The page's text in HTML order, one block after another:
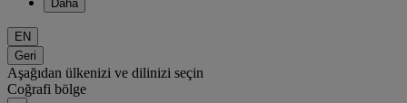
Daha
EN
Geri
Aşağıdan ülkenizi ve dilinizi seçin
Coğrafi bölge